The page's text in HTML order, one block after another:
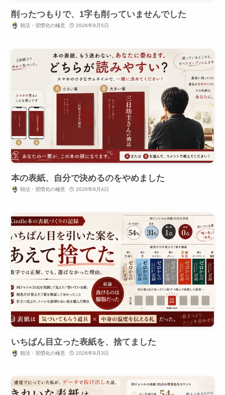
削ったつもりで、1字も削っていませんでした
朝活・習慣化の極意 2026年8月5日
本の表紙、自分で決めるのをやめました
朝活・習慣化の極意 2026年8月4日
いちばん目立った表紙を、捨てました
朝活・習慣化の極意 2026年8月3日